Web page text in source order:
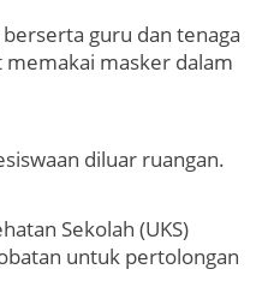
guru dan tenaga
masker dalam
diluar ruangan.
Sekolah (UKS)
untuk pertolongan